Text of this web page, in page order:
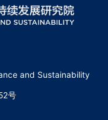
and Sustainability
号